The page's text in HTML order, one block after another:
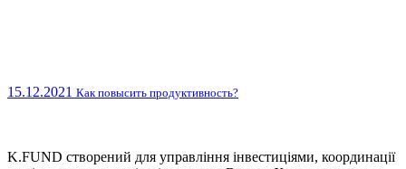
15.12.2021 Как повысить продуктивность?
K.FUND створений для управління інвестиціями, координації